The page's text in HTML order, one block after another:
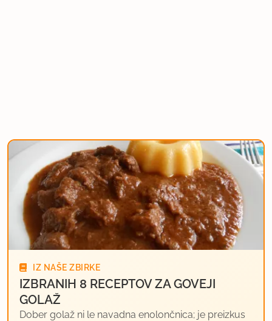
IZ NAŠE ZBIRKE
IZBRANIH 8 RECEPTOV ZA GOVEJI
GOLAŽ
Dober golaž ni le navadna enolončnica; je preizkus